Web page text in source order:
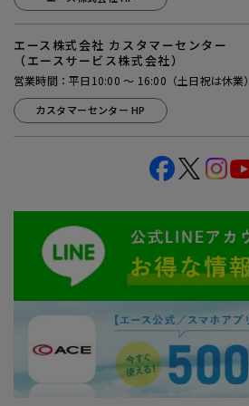
エース株式会社 カスタマーセンター
（エースサービス株式会社）
営業時間：平日10:00 ～ 16:00（土日祝は休業）
カスタマーセンター HP